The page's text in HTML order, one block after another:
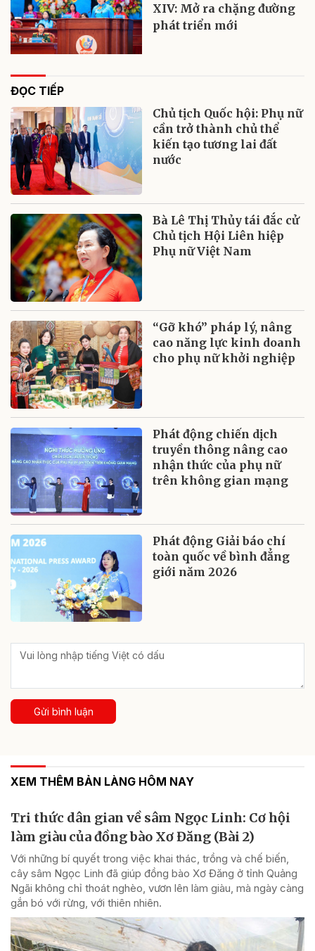
XIV: Mở ra chặng đường
phát triển mới
ĐỌC TIẾP
Chủ tịch Quốc hội: Phụ nữ
cần trở thành chủ thể
kiến tạo tương lai đất
nước
Bà Lê Thị Thủy tái đắc cử
Chủ tịch Hội Liên hiệp
Phụ nữ Việt Nam
“Gỡ khó” pháp lý, nâng
cao năng lực kinh doanh
cho phụ nữ khởi nghiệp
Phát động chiến dịch
truyền thông nâng cao
nhận thức của phụ nữ
trên không gian mạng
Phát động Giải báo chí
toàn quốc về bình đẳng
giới năm 2026
Gửi bình luận
XEM THÊM BẢN LÀNG HÔM NAY
Tri thức dân gian về sâm Ngọc Linh: Cơ hội
làm giàu của đồng bào Xơ Đăng (Bài 2)
Với những bí quyết trong việc khai thác, trồng và chế biến,
cây sâm Ngọc Linh đã giúp đồng bào Xơ Đăng ở tỉnh Quảng
Ngãi không chỉ thoát nghèo, vươn lên làm giàu, mà ngày càng
gắn bó với rừng, với thiên nhiên.